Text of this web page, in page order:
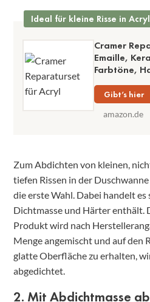
Ideal für kleine Risse in
Cramer
Emaille,
Farbtöne,
einfache
Gibt’s hier
amazon.de
Zum Abdichten von kleinen,
tiefen Rissen in der
die erste Wahl. Dabei handelt es
Dichtmasse und Härter enthält.
Produkt wird nach
Menge angemischt und auf den
glatte Oberfläche zu erhalten,
abgedichtet.
2. Mit Abdichtmasse